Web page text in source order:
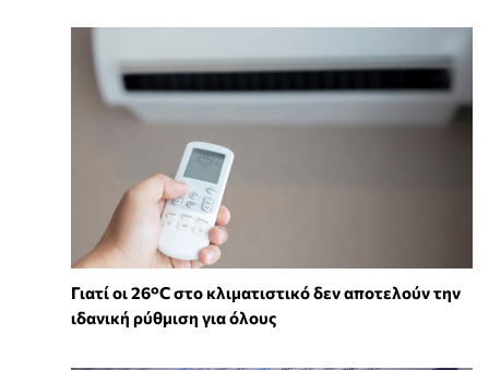
Γιατί οι 26°C στο κλιματιστικό δεν αποτελούν την
ιδανική ρύθμιση για όλους